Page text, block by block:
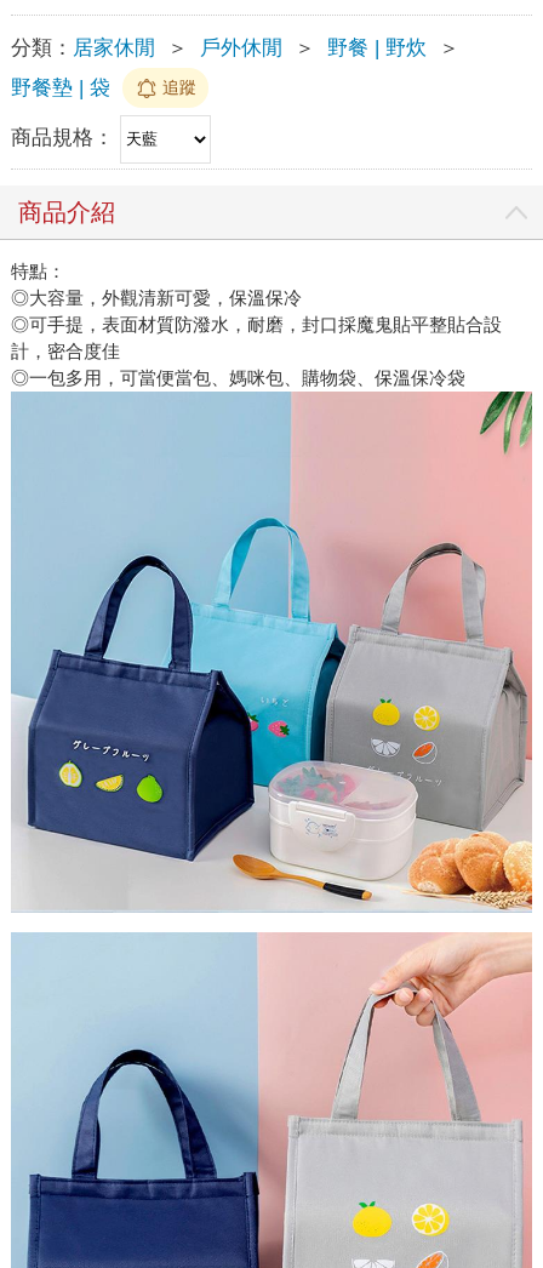
分類： 居家休閒 ＞ 戶外休閒 ＞ 野餐 | 野炊
＞
野餐墊 | 袋
追蹤
商品規格：
商品介紹
特點：
◎大容量，外觀清新可愛，保溫保冷
◎可手提，表面材質防潑水，耐磨，封口採魔鬼貼平整貼合設
計，密合度佳
◎一包多用，可當便當包、媽咪包、購物袋、保溫保冷袋